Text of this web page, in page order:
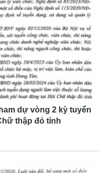
dự vòng 2 kỳ tuyển
thập đỏ tỉnh